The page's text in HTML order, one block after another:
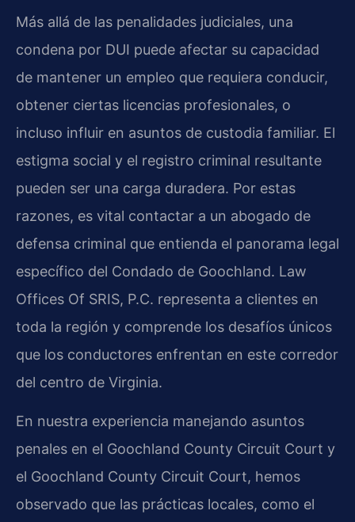
Más allá de las penalidades judiciales, una
condena por DUI puede afectar su capacidad
de mantener un empleo que requiera conducir,
obtener ciertas licencias profesionales, o
incluso influir en asuntos de custodia familiar. El
estigma social y el registro criminal resultante
pueden ser una carga duradera. Por estas
razones, es vital contactar a un abogado de
defensa criminal que entienda el panorama legal
específico del Condado de Goochland. Law
Offices Of SRIS, P.C. representa a clientes en
toda la región y comprende los desafíos únicos
que los conductores enfrentan en este corredor
del centro de Virginia.
En nuestra experiencia manejando asuntos
penales en el Goochland County Circuit Court y
el Goochland County Circuit Court, hemos
observado que las prácticas locales, como el